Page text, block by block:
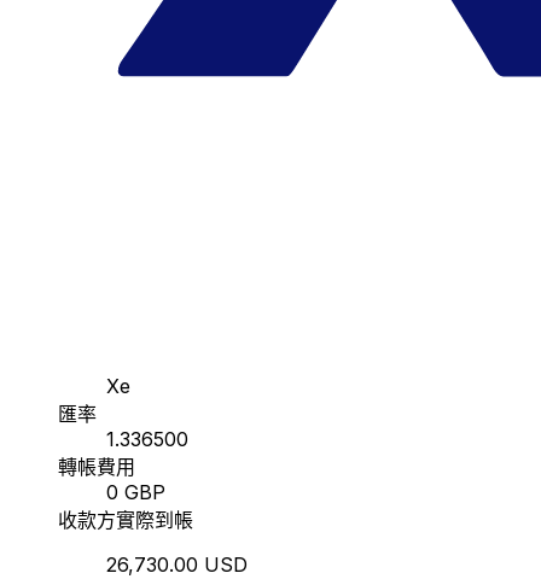
Xe
匯率
1.336500
轉帳費用
0 GBP
收款方實際到帳
26,730.00 USD